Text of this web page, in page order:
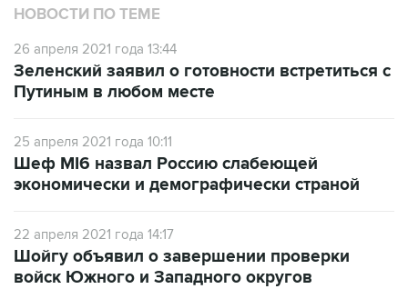
НОВОСТИ ПО ТЕМЕ
26 апреля 2021 года 13:44
Зеленский заявил о готовности встретиться с
Путиным в любом месте
25 апреля 2021 года 10:11
Шеф MI6 назвал Россию слабеющей
экономически и демографически страной
22 апреля 2021 года 14:17
Шойгу объявил о завершении проверки
войск Южного и Западного округов